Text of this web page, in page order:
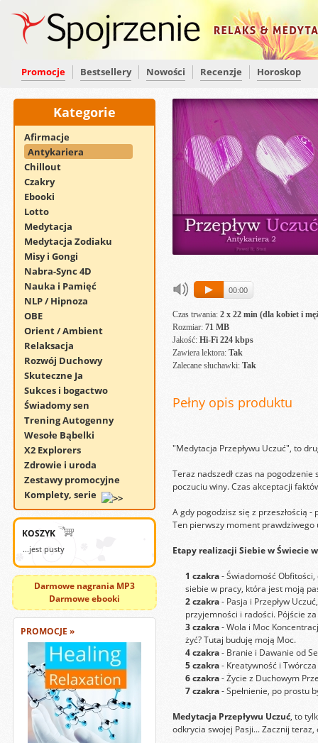
Promocje Bestsellery Nowości Recenzje Horoskop
Kategorie
Afirmacje
Antykariera
Chillout
Czakry
Ebooki
Lotto
Medytacja
Medytacja Zodiaku
Misy i Gongi
Nabra-Sync 4D
Nauka i Pamięć
NLP / Hipnoza
OBE
Orient / Ambient
Relaksacja
Rozwój Duchowy
Skuteczne Ja
Sukces i bogactwo
Świadomy sen
Trening Autogenny
Wesołe Bąbelki
X2 Explorers
Zdrowie i uroda
Zestawy promocyjne
Komplety, serie
KOSZYK
...jest pusty
Darmowe nagrania MP3
Darmowe ebooki
PROMOCJE »
00:00
Czas trwania: 2 x 22 min (dla kobiet i
Rozmiar: 71 MB
Jakość: Hi-Fi 224 kbps
Zawiera lektora: Tak
Zalecane słuchawki: Tak
Pełny opis produktu
"Medytacja Przepływu Uczuć", to
Teraz nadszedł czas na
poczuciu winy. Czas akceptacji
A gdy pogodzisz się z przeszłością
Ten pierwszy moment prawdziwego
Etapy realizacji Siebie w Świecie
1 czakra- Świadomość
siebie w pracy, która jest moją
2 czakra- Pasja i Przepływ
przyjemności i radości. Pójście
3 czakra- Wola i Moc
żyć? Tutaj buduję moją Moc.
4 czakra- Branie i Dawanie od
5 czakra- Kreatywność i
6 czakra- Życie z Duchowym
7 czakra- Spełnienie, po prostu
Medytacja Przepływu Uczuć, to
odkrycia swojej Pasji... Zacznij